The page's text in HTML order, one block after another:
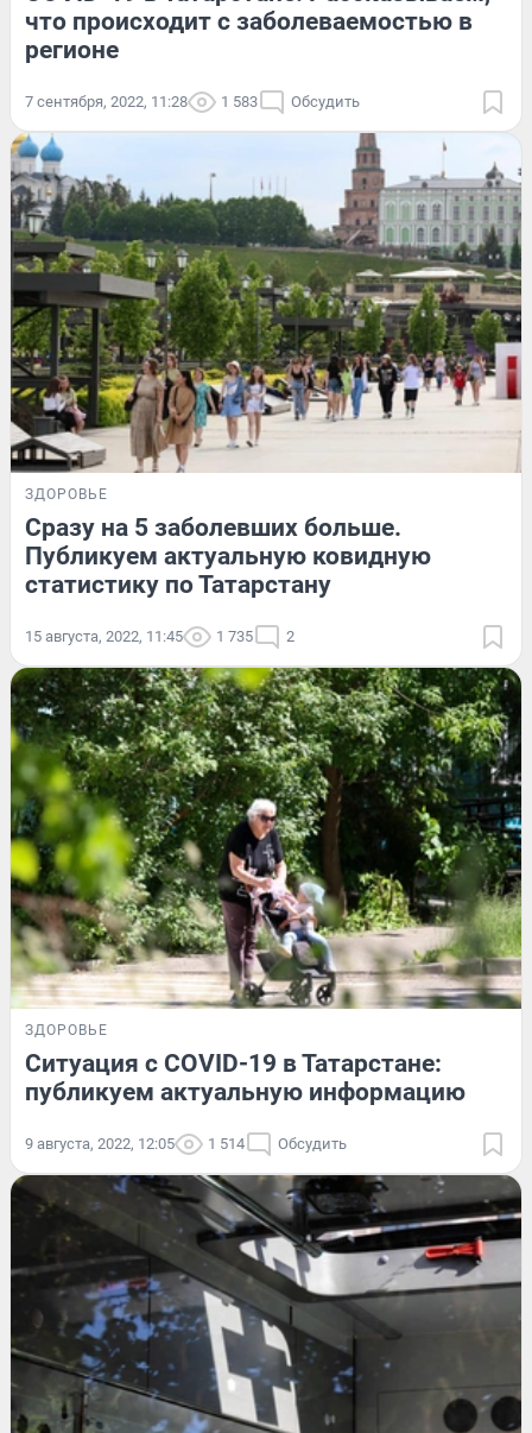
что происходит с заболеваемостью в
регионе
7 сентября, 2022, 11:28 1 583 Обсудить
ЗДОРОВЬЕ
Сразу на 5 заболевших больше.
Публикуем актуальную ковидную
статистику по Татарстану
15 августа, 2022, 11:45 1 735 2
ЗДОРОВЬЕ
Ситуация с COVID-19 в Татарстане:
публикуем актуальную информацию
9 августа, 2022, 12:05 1 514 Обсудить